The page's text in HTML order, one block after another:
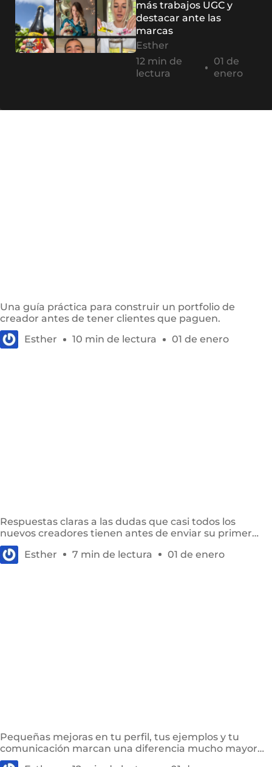
más trabajos UGC y
destacar ante las
marcas
Esther
12 min de
lectura
01 de
enero
Una guía práctica para construir un portfolio de
creador antes de tener clientes que paguen.
Esther
10 min de lectura 01 de enero
Respuestas claras a las dudas que casi todos los
nuevos creadores tienen antes de enviar su primer
portfolio o solicitud.
Esther
7 min de lectura 01 de enero
Pequeñas mejoras en tu perfil, tus ejemplos y tu
comunicación marcan una diferencia mucho mayor
de la que la mayoría de los creadores espera.